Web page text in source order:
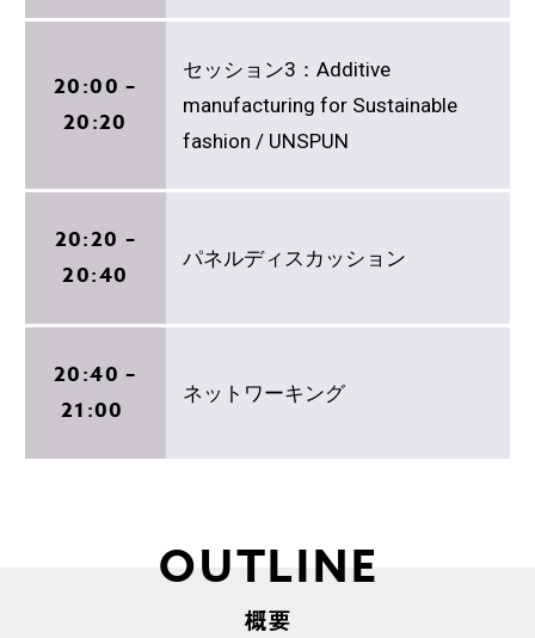
20:00 –
20:20
セッション3：Additive
manufacturing for Sustainable
fashion / UNSPUN
20:20 –
20:40
パネルディスカッション
20:40 –
21:00
ネットワーキング
OUTLINE
概要